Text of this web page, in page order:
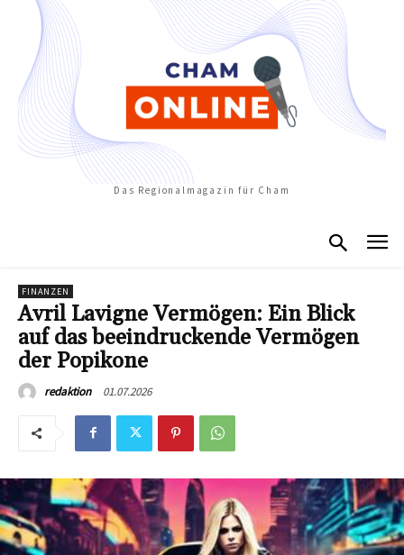
Das Regionalmagazin für Cham
FINANZEN
Avril Lavigne Vermögen: Ein Blick
auf das beeindruckende Vermögen
der Popikone
redaktion 01.07.2026